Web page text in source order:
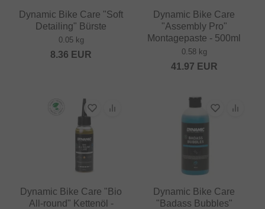
Dynamic Bike Care "Soft
Detailing" Bürste
0.05 kg
8.36 EUR
Dynamic Bike Care
"Assembly Pro"
Montagepaste - 500ml
0.58 kg
41.97 EUR
Dynamic Bike Care "Bio
All-round" Kettenöl -
Dynamic Bike Care
"Badass Bubbles"